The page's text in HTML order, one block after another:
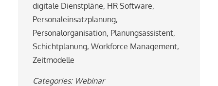
digitale Dienstpläne, HR Software,
Personaleinsatzplanung,
Personalorganisation, Planungsassistent,
Schichtplanung,Workforce Management,
Zeitmodelle
Categories: Webinar